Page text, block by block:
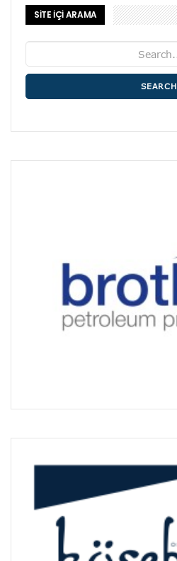
SİTE İÇİ ARAMA
SEARCH